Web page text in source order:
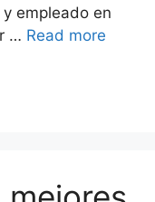
empleado en
… Read more